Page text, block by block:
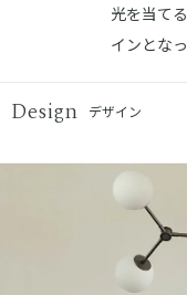
光を当て
インとな
Design デザイン